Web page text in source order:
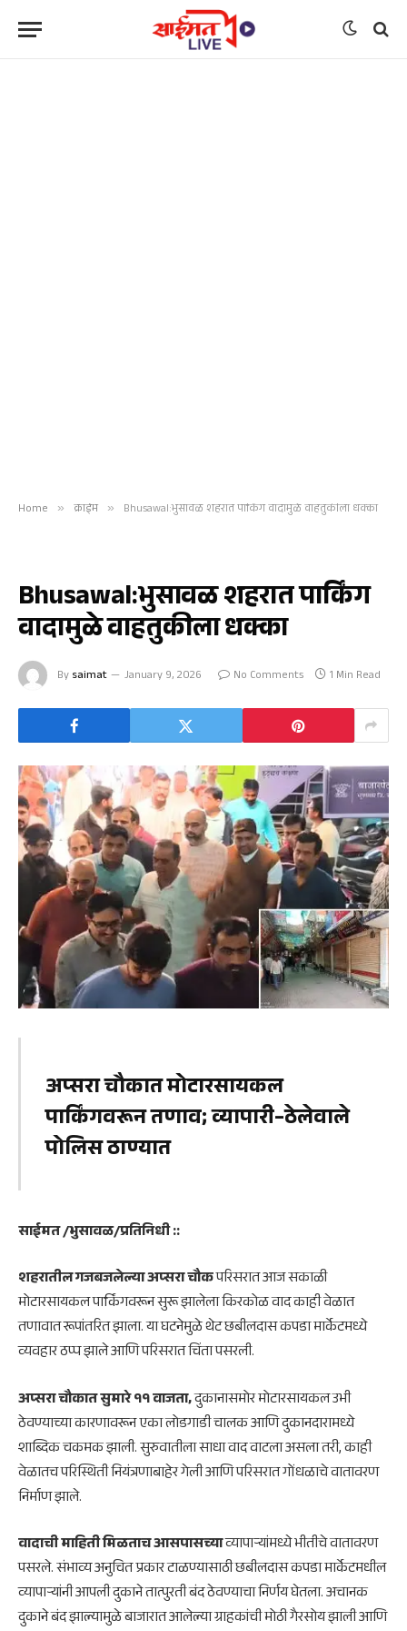
Home » क्राईम » Bhusawal:भुसावळ शहरात पार्किंग वादामुळे वाहतुकीला धक्का
Bhusawal:भुसावळ शहरात पार्किंग
वादामुळे वाहतुकीला धक्का
By saimat January 9, 2026 No Comments 1 Min Read
अप्सरा चौकात मोटारसायकल
पार्किंगवरून तणाव; व्यापारी–ठेलेवाले
पोलिस ठाण्यात
साईमत /भुसावळ/प्रतिनिधी ::
शहरातील गजबजलेल्या अप्सरा चौकपरिसरात आज सकाळी
मोटारसायकल पार्किंगवरून सुरू झालेला किरकोळ वाद काही वेळात
तणावात रूपांतरित झाला. या घटनेमुळे थेट छबीलदास कपडा मार्केटमध्ये
व्यवहार ठप्प झाले आणि परिसरात चिंता पसरली.
अप्सरा चौकात सुमारे ११ वाजता,दुकानासमोर मोटारसायकल उभी
ठेवण्याच्या कारणावरून एका लोडगाडी चालक आणि दुकानदारामध्ये
शाब्दिक चकमक झाली. सुरुवातीला साधा वाद वाटला असला तरी, काही
वेळातच परिस्थिती नियंत्रणाबाहेर गेली आणि परिसरात गोंधळाचे वातावरण
निर्माण झाले.
वादाची माहिती मिळताच आसपासच्याव्यापाऱ्यांमध्ये भीतीचे वातावरण
पसरले. संभाव्य अनुचित प्रकार टाळण्यासाठी छबीलदास कपडा मार्केटमधील
व्यापाऱ्यांनी आपली दुकाने तात्पुरती बंद ठेवण्याचा निर्णय घेतला. अचानक
दुकाने बंद झाल्यामुळे बाजारात आलेल्या ग्राहकांची मोठी गैरसोय झाली आणि